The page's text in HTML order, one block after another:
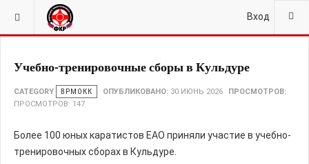
Вход
ВЫ ЗДЕСЬ:
Учебно-тренировочные сборы в Кульдуре
CATEGORY ВРМОКК ОПУБЛИКОВАНО: 30 ИЮНЬ 2026
ПРОСМОТРОВ:
ПРОСМОТРОВ: 147
Более 100 юных каратистов ЕАО приняли участие в учебно-
тренировочных сборах в Кульдуре.